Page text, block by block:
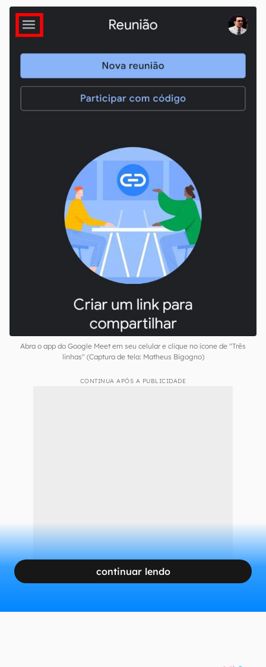
Abra o app do Google Meet em seu celular e clique no ícone de "Três
linhas" (Captura de tela: Matheus Bigogno)
CONTINUA APÓS A PUBLICIDADE
continuar lendo